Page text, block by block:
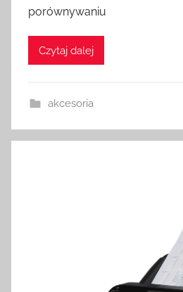
porównywaniu
Czytaj dalej
akcesoria